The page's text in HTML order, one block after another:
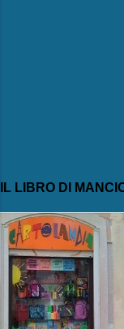
IL LIBRO DI